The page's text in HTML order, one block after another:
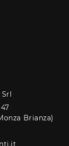
Brianza)